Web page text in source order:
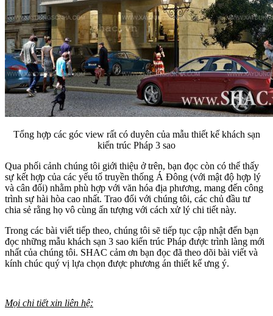
Tổng hợp các góc view rất có duyên của mẫu thiết kế khách sạn
kiến trúc Pháp 3 sao
Qua phối cảnh chúng tôi giới thiệu ở trên, bạn đọc còn có thể thấy
sự kết hợp của các yếu tố truyền thống Á Đông (với mật độ hợp lý
và cân đối) nhằm phù hợp với văn hóa địa phương, mang đến công
trình sự hài hòa cao nhất. Trao đổi với chúng tôi, các chủ đầu tư
chia sẻ rằng họ vô cùng ấn tượng với cách xử lý chi tiết này.
Trong các bài viết tiếp theo, chúng tôi sẽ tiếp tục cập nhật đến bạn
đọc những mẫu khách sạn 3 sao kiến trúc Pháp được trình làng mới
nhất của chúng tôi. SHAC cảm ơn bạn đọc đã theo dõi bài viết và
kính chúc quý vị lựa chọn được phương án thiết kế ưng ý.
Mọi chi tiết xin liên hệ: